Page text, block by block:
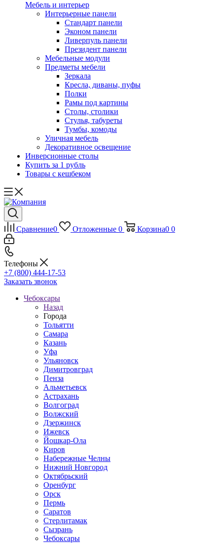
Мебель и интерьер
Интерьерные панели
Стандарт панели
Эконом панели
Ливерпуль панели
Президент панели
Мебельные модули
Предметы мебели
Зеркала
Кресла, диваны, пуфы
Полки
Рамы под картины
Столы, столики
Стулья, табуреты
Тумбы, комоды
Уличная мебель
Декоративное освещение
Инверсионные столы
Купить за 1 рубль
Товары с кешбеком
Сравнение0 Отложенные 0 Корзина0 0
Телефоны
+7 (800) 444-17-53
Заказать звонок
Чебоксары
Назад
Города
Тольятти
Самара
Казань
Уфа
Ульяновск
Димитровград
Пенза
Альметьевск
Астрахань
Волгоград
Волжский
Дзержинск
Ижевск
Йошкар-Ола
Киров
Набережные Челны
Нижний Новгород
Октябрьский
Оренбург
Орск
Пермь
Саратов
Стерлитамак
Сызрань
Чебоксары